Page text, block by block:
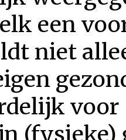
een
niet
voor
(fysieke)